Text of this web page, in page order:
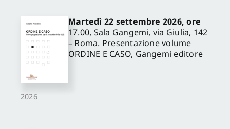
2026
Martedì 22 settembre 2026, ore
17.00, Sala Gangemi, via Giulia, 142
– Roma. Presentazione volume
ORDINE E CASO, Gangemi editore